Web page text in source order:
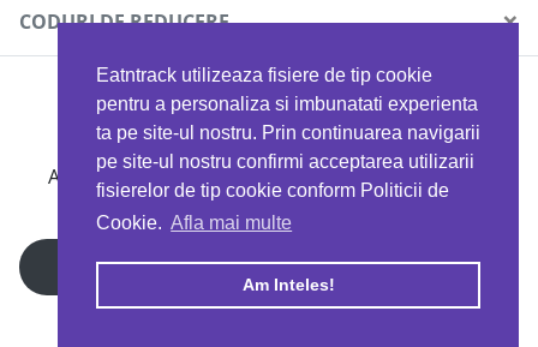
Eatntrack utilizeaza fisiere de tip cookie
pentru a personaliza si imbunatati experienta
ta pe site-ul nostru. Prin continuarea navigarii
pe site-ul nostru confirmi acceptarea utilizarii
fisierelor de tip cookie conform Politicii de
Cookie. Afla mai multe
Am Inteles!
Politica de confidențialitate
Copyright © 2026 EAT & TRACK S.R.L
CODURI DE REDUCERE ×
MYPROTEIN
Ai 40%reducere la orice comandă folosind codul
EATTRACK
Profită acum